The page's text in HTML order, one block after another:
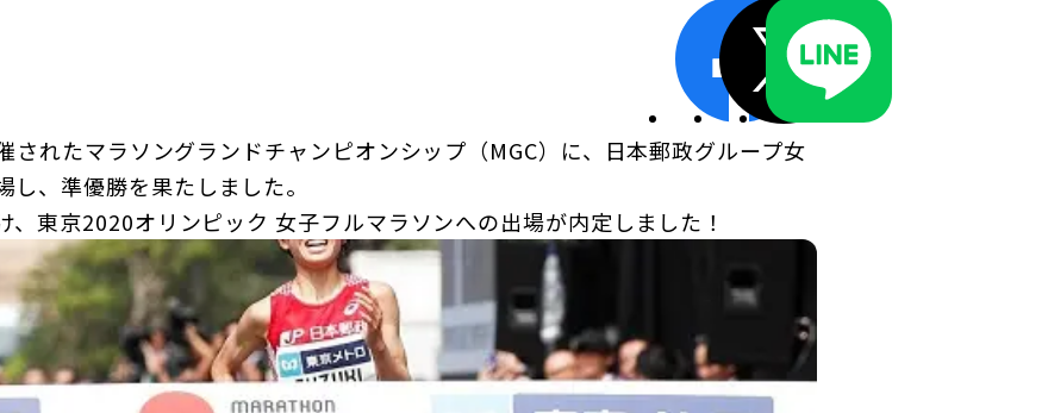
ディスクロージャーポリシー／適時開示体制
サイトマップ
れたマラソングランドチャンピオンシップ（MGC）に、日本郵政グループ女
、準優勝を果たしました。
東京2020オリンピック 女子フルマラソンへの出場が内定しました！